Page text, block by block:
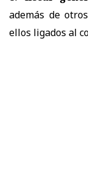
además de
ellos ligados al